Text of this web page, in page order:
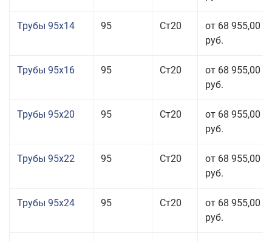
Трубы 95x14 95 Ст20
от 68 955,00
руб.
Трубы 95x16 95 Ст20
от 68 955,00
руб.
Трубы 95x20 95 Ст20
от 68 955,00
руб.
Трубы 95x22 95 Ст20
от 68 955,00
руб.
Трубы 95x24 95 Ст20
от 68 955,00
руб.